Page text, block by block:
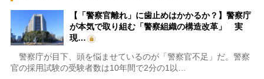
【「警察官離れ」に歯止めはかかるか？】警察庁
が本気で取り組む「警察組織の構造改革」 実
現…
警察庁が目下、頭を悩ませているのが「警察官不足」だ。警察
官の採用試験の受験者数は10年間で2分の1以…